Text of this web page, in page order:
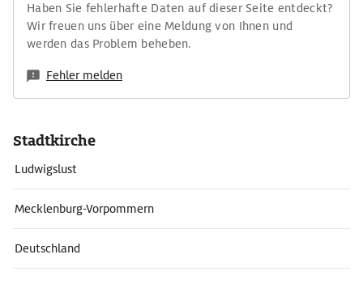
Haben Sie fehlerhafte Daten auf dieser Seite entdeckt?
Wir freuen uns über eine Meldung von Ihnen und
werden das Problem beheben.
Fehler melden
Stadtkirche
Ludwigslust
Mecklenburg-Vorpommern
Deutschland